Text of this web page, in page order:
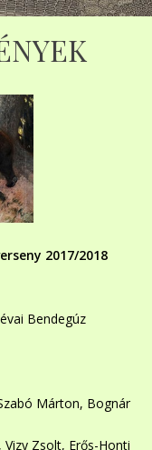
2017/2018
Bendegúz
Márton, Bognár
Zsolt, Erős-Honti